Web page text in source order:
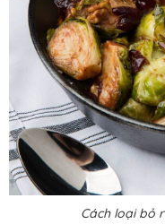
Cách loại bỏ